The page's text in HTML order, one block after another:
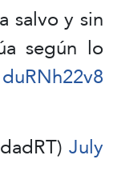
salvo y sin
según lo
July